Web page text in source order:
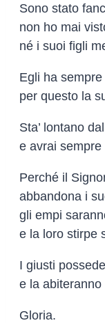
Sono stato
non ho mai
né i suoi figli
Egli ha
per questo la
Sta’ lontano
e avrai sempre
Perché il
abbandona i
gli empi
e la loro stirpe
I giusti
e la abiteranno
Gloria.